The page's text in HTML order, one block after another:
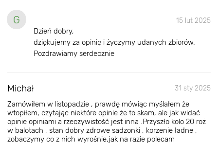
G 15 lut 2025
Dzień dobry,
dziękujemy za opinię i życzymy udanych zbiorów.
Pozdrawiamy serdecznie
Michał 31 sty 2025
Zamówiłem w listopadzie , prawdę mówiąc myślałem że
wtopiłem, czytając niektóre opinie że to skam, ale jak widać
opinie opiniami a rzeczywistość jest inna .Przyszło kolo 20 roż
w balotach , stan dobry zdrowe sadzonki , korzenie ładne ,
zobaczymy co z nich wyrośnie,jak na razie polecam